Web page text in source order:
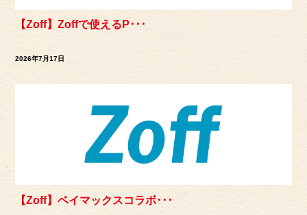
【Zoff】Zoffで使えるP･･･
2026年7月17日
【Zoff】ベイマックスコラボ･･･